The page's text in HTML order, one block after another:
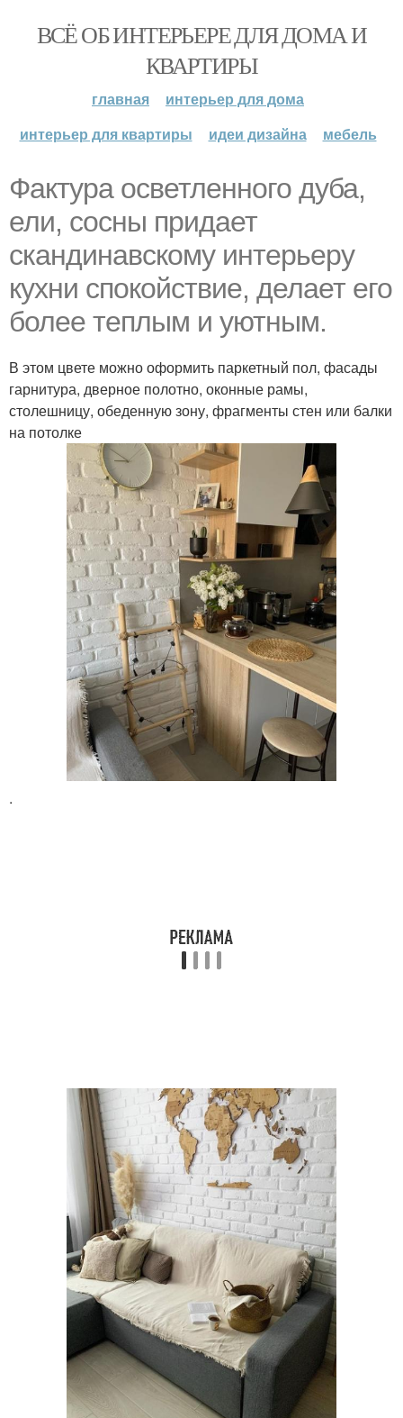
ВСЁ ОБ ИНТЕРЬЕРЕ ДЛЯ ДОМА И
КВАРТИРЫ
главная
интерьер для дома
интерьер для квартиры
идеи дизайна мебель
Фактура осветленного дуба,
ели, сосны придает
скандинавскому интерьеру
кухни спокойствие, делает его
более теплым и уютным.
В этом цвете можно оформить паркетный пол, фасады
гарнитура, дверное полотно, оконные рамы,
столешницу, обеденную зону, фрагменты стен или балки
на потолке
.